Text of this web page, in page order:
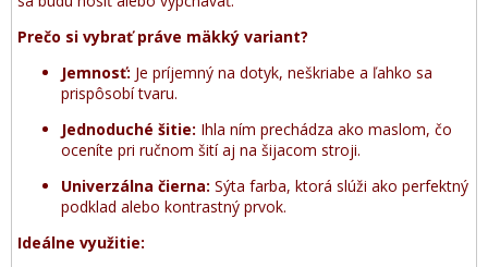
Prečo si vybrať práve mäkký variant?
Jemnosť: Je príjemný na dotyk, neškriabe a ľahko sa
prispôsobí tvaru.
Jednoduché šitie: Ihla ním prechádza ako maslom, čo
oceníte pri ručnom šití aj na šijacom stroji.
Univerzálna čierna: Sýta farba, ktorá slúži ako perfektný
podklad alebo kontrastný prvok.
Ideálne využitie: